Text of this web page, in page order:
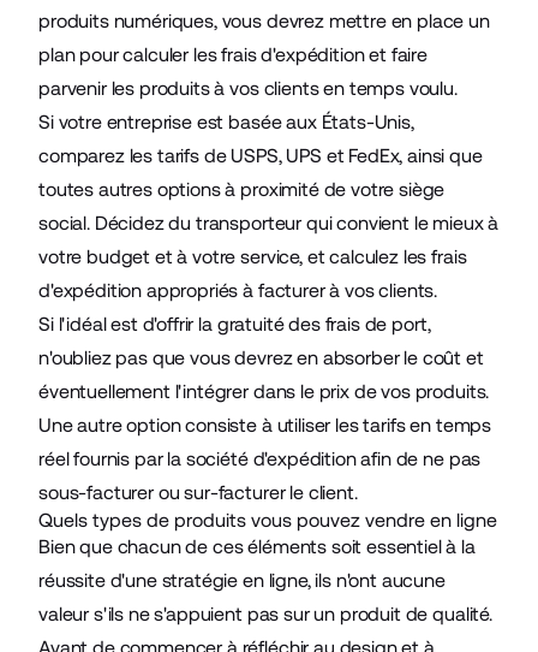
produits numériques, vous devrez mettre en place un
plan pour calculer les frais d'expédition et faire
parvenir les produits à vos clients en temps voulu.
Si votre entreprise est basée aux États-Unis,
comparez les tarifs de USPS, UPS et FedEx, ainsi que
toutes autres options à proximité de votre siège
social. Décidez du transporteur qui convient le mieux à
votre budget et à votre service, et calculez les frais
d'expédition appropriés à facturer à vos clients.
Si l'idéal est d'offrir la gratuité des frais de port,
n'oubliez pas que vous devrez en absorber le coût et
éventuellement l'intégrer dans le prix de vos produits.
Une autre option consiste à utiliser les tarifs en temps
réel fournis par la société d'expédition afin de ne pas
sous-facturer ou sur-facturer le client.
Quels types de produits vous pouvez vendre en ligne
Bien que chacun de ces éléments soit essentiel à la
réussite d'une stratégie en ligne, ils n'ont aucune
valeur s'ils ne s'appuient pas sur un produit de qualité.